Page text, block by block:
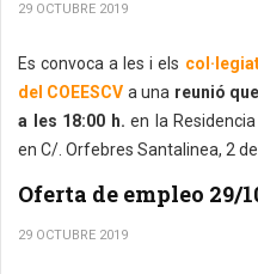
29 OCTUBRE 2019
Es convoca a les i els
del COEESCV a una reunió
a les 18:00 h. en la Residencia
en C/. Orfebres Santalinea, 2
Oferta de empleo 29/
29 OCTUBRE 2019